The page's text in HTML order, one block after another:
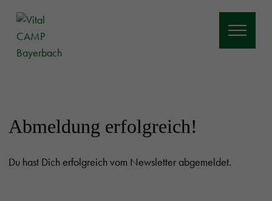
Abmeldung erfolgreich!
Du hast Dich erfolgreich vom Newsletter abgemeldet.